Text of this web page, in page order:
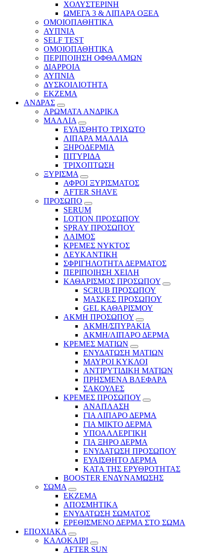
ΧΟΛΥΣΤΕΡΙΝΗ
ΩΜΕΓΑ 3 & ΛΙΠΑΡΑ ΟΞΕΑ
ΟΜΟΙΟΠΑΘΗΤΙΚΑ
ΑΥΠΝΙΑ
SELF TEST
ΟΜΟΙΟΠΑΘΗΤΙΚΑ
ΠΕΡΙΠΟΙΗΣΗ ΟΦΘΑΛΜΩΝ
ΔΙΑΡΡΟΙΑ
ΑΥΠΝΙΑ
ΔΥΣΚΟΙΛΙΟΤΗΤΑ
ΕΚΖΕΜΑ
ΑΝΔΡΑΣ
ΑΡΩΜΑΤΑ ΑΝΔΡΙΚΑ
ΜΑΛΛΙΑ
ΕΥΑΙΣΘΗΤΟ ΤΡΙΧΩΤΟ
ΛΙΠΑΡΑ ΜΑΛΛΙΑ
ΞΗΡΟΔΕΡΜΙΑ
ΠΙΤΥΡΙΔΑ
ΤΡΙΧΟΠΤΩΣΗ
ΞΥΡΙΣΜΑ
ΑΦΡΟΙ ΞΥΡΙΣΜΑΤΟΣ
AFTER SHAVE
ΠΡΟΣΩΠΟ
SERUM
LOTION ΠΡΟΣΩΠΟΥ
SPRAY ΠΡΟΣΩΠΟΥ
ΛΑΙΜΟΣ
ΚΡΕΜΕΣ ΝΥΚΤΟΣ
ΛΕΥΚΑΝΤΙΚΗ
ΣΦΡΙΓΗΛΟΤΗΤΑ ΔΕΡΜΑΤΟΣ
ΠΕΡΙΠΟΙΗΣΗ ΧΕΙΛΗ
ΚΑΘΑΡΙΣΜΟΣ ΠΡΟΣΩΠΟΥ
SCRUB ΠΡΟΣΩΠΟΥ
ΜΑΣΚΕΣ ΠΡΟΣΩΠΟΥ
GEL ΚΑΘΑΡΙΣΜΟΥ
ΑΚΜΗ ΠΡΟΣΩΠΟΥ
ΑΚΜΗ/ΣΠΥΡΑΚΙΑ
ΑΚΜΗ/ΛΙΠΑΡΟ ΔΕΡΜΑ
ΚΡΕΜΕΣ ΜΑΤΙΩΝ
ΕΝΥΔΑΤΩΣΗ ΜΑΤΙΩΝ
ΜΑΥΡΟΙ ΚΥΚΛΟΙ
ΑΝΤΙΡΥΤΙΔΙΚΗ ΜΑΤΙΩΝ
ΠΡΗΣΜΕΝΑ ΒΛΕΦΑΡΑ
ΣΑΚΟΥΛΕΣ
ΚΡΕΜΕΣ ΠΡΟΣΩΠΟΥ
ΑΝΑΠΛΑΣΗ
ΓΙΑ ΛΙΠΑΡΟ ΔΕΡΜΑ
ΓΙΑ ΜΙΚΤΟ ΔΕΡΜΑ
ΥΠΟΑΛΛΕΡΓΙΚΗ
ΓΙΑ ΞΗΡΟ ΔΕΡΜΑ
ΕΝΥΔΑΤΩΣΗ ΠΡΟΣΩΠΟΥ
ΕΥΑΙΣΘΗΤΟ ΔΕΡΜΑ
ΚΑΤΑ ΤΗΣ ΕΡΥΘΡΟΤΗΤΑΣ
BOOSTER ΕΝΔΥΝΑΜΩΣΗΣ
ΣΩΜΑ
ΕΚΖΕΜΑ
ΑΠΟΣΜΗΤΙΚΑ
ΕΝΥΔΑΤΩΣΗ ΣΩΜΑΤΟΣ
ΕΡΕΘΙΣΜΕΝΟ ΔΕΡΜΑ ΣΤΟ ΣΩΜΑ
ΕΠΟΧΙΑΚΑ
ΚΑΛΟΚΑΙΡΙ
AFTER SUN